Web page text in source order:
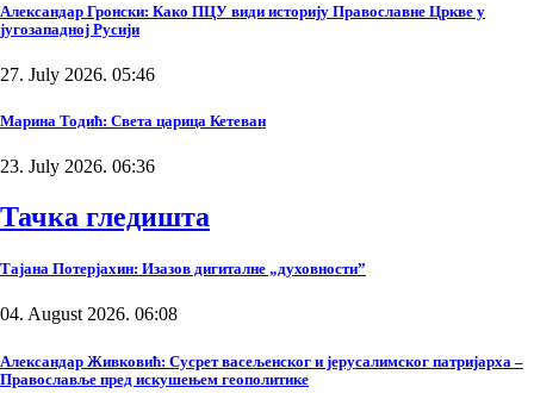
Александар Гронски: Како ПЦУ види историју Православне Цркве у
југозападној Русији
27. July 2026. 05:46
Марина Тодић: Света царица Кетеван
23. July 2026. 06:36
Тачка гледишта
Тајана Потерјахин: Изазов дигиталне „духовности”
04. August 2026. 06:08
Александар Живковић: Сусрет васељенског и јерусалимског патријарха –
Православље пред искушењем геополитике